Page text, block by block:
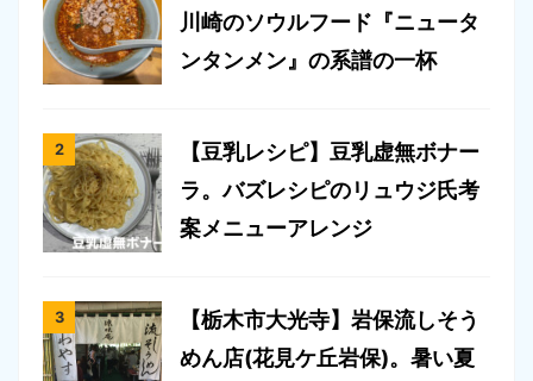
川崎のソウルフード『ニュータ
ンタンメン』の系譜の一杯
【豆乳レシピ】豆乳虚無ボナー
ラ。バズレシピのリュウジ氏考
案メニューアレンジ
【栃木市大光寺】岩保流しそう
めん店(花見ケ丘岩保)。暑い夏